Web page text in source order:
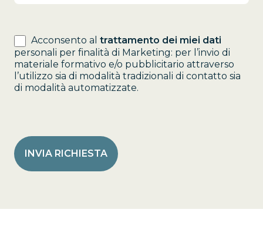
Acconsento al trattamento dei miei dati
personali per finalità di Marketing: per l’invio di
materiale formativo e/o pubblicitario attraverso
l’utilizzo sia di modalità tradizionali di contatto sia
di modalità automatizzate.